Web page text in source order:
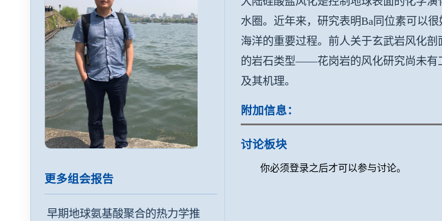
更多组会报告
早期地球氨基酸聚合的热力学推
水圈。近年来，研究表明Ba同位素可以
海洋的重要过程。前人关于玄武岩风化
的岩石类型——花岗岩的风化研究尚未有
及其机理。
附加信息：
讨论板块
你必须登录之后才可以参与讨论。